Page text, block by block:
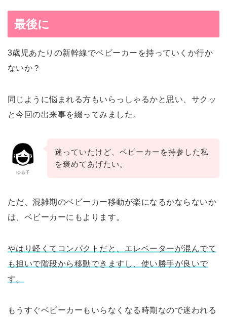
最後に
3歳児あたりの新幹線でベビーカーを持っていくか行か
ないか？
同じように悩まれる方もいらっしゃるかと思い、サクッ
と今回の出来事を綴ってみました。
ゆる子
迷っていたけど、ベビーカーを持参した私
を褒めてあげたい。
ただ、混雑期のベビーカー移動が楽になるかならないか
は、ベビーカーにもよります。
やはり軽くてコンパクトだと、エレベーターが混んでて
も担いで階段から移動できますし、使い勝手が良いで
す。
もうすぐベビーカーもいらなくなる時期なので迷われる